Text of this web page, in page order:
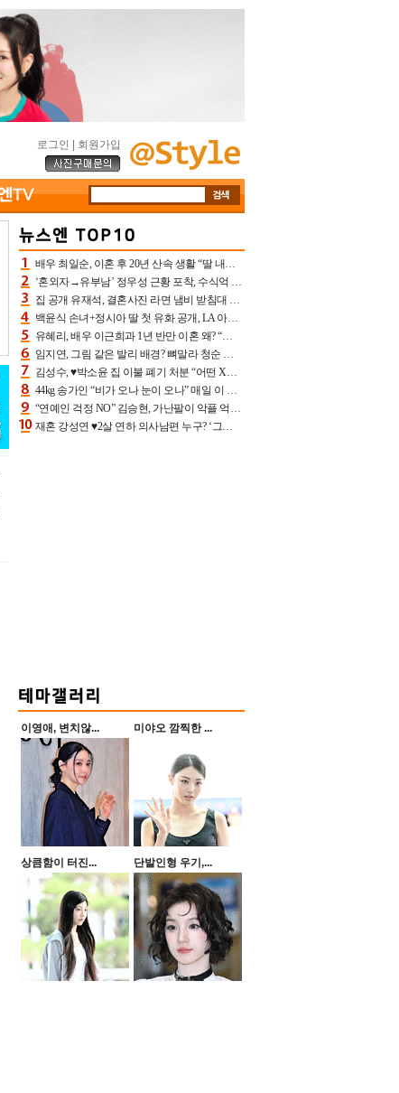
로그인 회원가입
배우 최일순, 이혼 후 20년 산속 생활 “딸 내가 버렸다고 원망‥맘 아파”(특종)[어제TV]
‘혼외자→유부남’ 정우성 근황 포착, 수식억 해킹 피해 후배 만났다 “존경하는”
집 공개 유재석, 결혼사진 라면 냄비 받침대 되고 분노‥가족사진도 피해(놀뭐)[어제TV]
백윤식 손녀+정시아 딸 첫 유화 공개, LA 아트쇼→서울국제조각페스타 작가다운 수준급 실력
유혜리, 배우 이근희과 1년 반만 이혼 왜? “식칼 꽂고 의자 던져” 충격 폭로(특종)[어제TV]
임지연, 그림 같은 발리 배경? 뼈말라 청순 비키니 핏에 상대 안 되네
김성수, ♥박소윤 집 이불 폐기 처분 “어떤 X이랑 썼을지 몰라” 질투(신랑수업2)[어제TV]
44kg 송가인 “비가 오나 눈이 오나” 매일 이 운동, 허벅지 근육량 상승+체지방 감소
“연예인 걱정 NO” 김승현, 가난팔이 악플 억울할만‥아내+딸과 日 여행
재혼 강성연 ♥2살 연하 의사남편 누구? ‘그알’ 자문의에 훈남 비주얼 초엘리트 스펙 [종합]
이영애, 변치않... 미야오 깜찍한 ...
상큼함이 터진... 단발인형 우기,...